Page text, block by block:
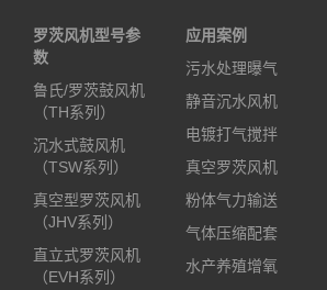
罗茨风机型号参
数
鲁氏/罗茨鼓风机
（TH系列）
沉水式鼓风机
（TSW系列）
真空型罗茨风机
（JHV系列）
直立式罗茨风机
（EVH系列）
应用案例
污水处理曝气
静音沉水风机
电镀打气搅拌
真空罗茨风机
粉体气力输送
气体压缩配套
水产养殖增氧